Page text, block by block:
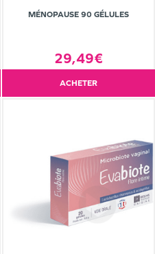
MÉNOPAUSE 90 GÉLULES
29,49€
ACHETER